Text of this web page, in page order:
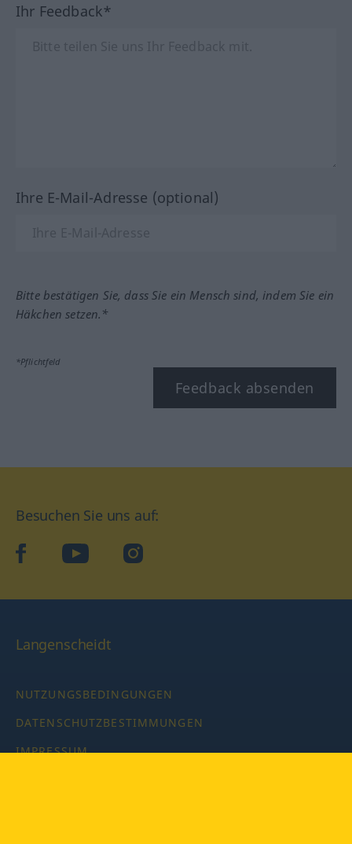
Ihr Feedback*
Ihre E-Mail-Adresse (optional)
Bitte bestätigen Sie, dass Sie ein Mensch sind, indem Sie ein
Häkchen setzen.*
*Pflichtfeld
Feedback absenden
Besuchen Sie uns auf:
facebookYouTube Instagram
Langenscheidt
NUTZUNGSBEDINGUNGEN
DATENSCHUTZBESTIMMUNGEN
IMPRESSUM